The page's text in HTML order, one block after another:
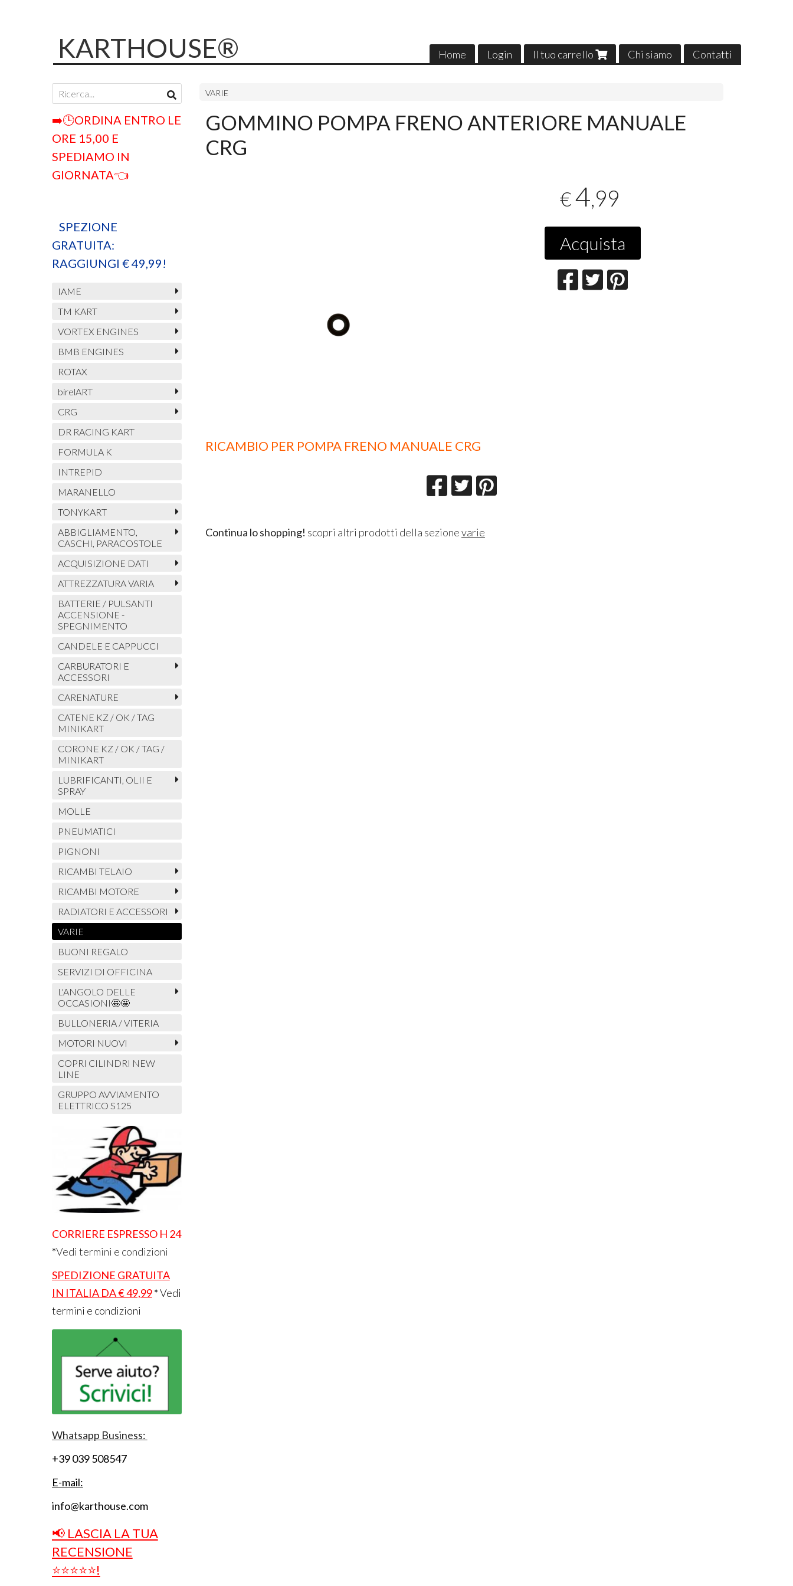
Home Login Il tuo carrello Chi siamo Contatti
KARTHOUSE®
VARIE
GOMMINO POMPA FRENO ANTERIORE MANUALE
CRG
€4,99
Acquista
RICAMBIO PER POMPA FRENO MANUALE CRG
Continua lo shopping! scopri altri prodotti della sezionevarie
➡️🕒ORDINA ENTRO LE
ORE 15,00 E
SPEDIAMO IN
GIORNATA👈
SPEZIONE
GRATUITA:
RAGGIUNGI € 49,99!
IAME
TM KART
VORTEX ENGINES
BMB ENGINES
ROTAX
birelART
CRG
DR RACING KART
FORMULA K
INTREPID
MARANELLO
TONYKART
ABBIGLIAMENTO,
CASCHI, PARACOSTOLE
ACQUISIZIONE DATI
ATTREZZATURA VARIA
BATTERIE / PULSANTI
ACCENSIONE -
SPEGNIMENTO
CANDELE E CAPPUCCI
CARBURATORI E
ACCESSORI
CARENATURE
CATENE KZ / OK / TAG
MINIKART
CORONE KZ / OK / TAG /
MINIKART
LUBRIFICANTI, OLII E
SPRAY
MOLLE
PNEUMATICI
PIGNONI
RICAMBI TELAIO
RICAMBI MOTORE
RADIATORI E ACCESSORI
VARIE
BUONI REGALO
SERVIZI DI OFFICINA
L'ANGOLO DELLE
OCCASIONI🤩🤩
BULLONERIA / VITERIA
MOTORI NUOVI
COPRI CILINDRI NEW
LINE
GRUPPO AVVIAMENTO
ELETTRICO S125
CORRIERE ESPRESSO H 24
*Vedi termini e condizioni
SPEDIZIONE GRATUITA
IN ITALIA DA € 49,99*Vedi
termini e condizioni
Whatsapp Business:
+39 039 508547
E-mail:
info@karthouse.com
📢 LASCIA LA TUA
RECENSIONE
⭐⭐⭐⭐⭐!